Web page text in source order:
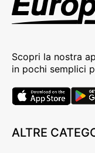
Scopri la nostra
in pochi semplici
ALTRE